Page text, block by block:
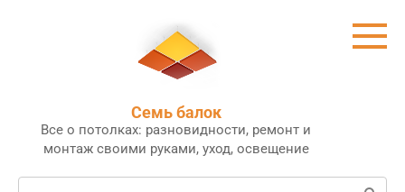
Семь балок
Все о потолках: разновидности, ремонт и
монтаж своими руками, уход, освещение
Поиск: